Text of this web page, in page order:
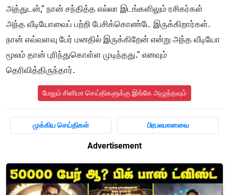
அத்துடன்," நான் சந்தித்த எல்லா இடங்களிலும் ரசிகர்கள்
அந்த வீடியோவைப் பற்றி பேசிக்கொண்டே இருக்கிறார்கள்.
நான் எவ்வளவு பேர் மனதில் இருக்கிறேன் என்று அந்த வீடியோ
மூலம் தான் புரிந்துகொள்ள முடிந்தது." எனவும்
தெரிவித்திருந்தார்.
மேலும் சினிமா செய்திகளுக்கு இங்கே அழுத்தவும்
முக்கிய செய்திகள் பிரபலமானவை
Advertisement